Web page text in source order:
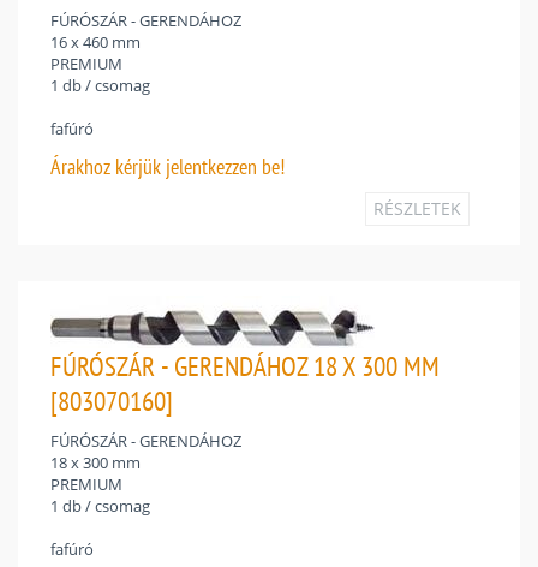
FÚRÓSZÁR - GERENDÁHOZ
16 x 460 mm
PREMIUM
1 db / csomag
fafúró
Árakhoz kérjük jelentkezzen be!
RÉSZLETEK
FÚRÓSZÁR - GERENDÁHOZ 18 X 300 MM
[803070160]
FÚRÓSZÁR - GERENDÁHOZ
18 x 300 mm
PREMIUM
1 db / csomag
fafúró